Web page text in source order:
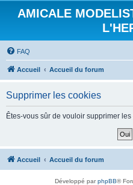
AMICALE
FAQ
Accueil Accueil du forum
Supprimer les cookies
Êtes-vous sûr de vouloir supprimer
Accueil Accueil du forum
Développé parphpBB®